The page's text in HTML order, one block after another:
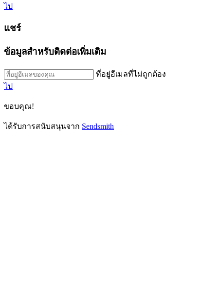
ไป
แชร์
ข้อมูลสำหรับติดต่อเพิ่มเติม
ที่อยู่อีเมลที่ไม่ถูกต้อง
ไป
ขอบคุณ!
ได้รับการสนับสนุนจาก Sendsmith